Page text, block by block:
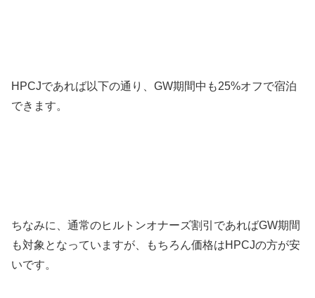
HPCJであれば以下の通り、GW期間中も25%オフで宿泊
できます。
ちなみに、通常のヒルトンオナーズ割引であればGW期間
も対象となっていますが、もちろん価格はHPCJの方が安
いです。